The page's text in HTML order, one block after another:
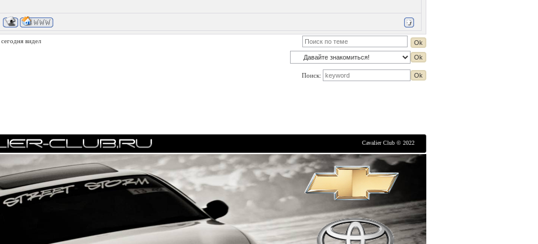
сегодня видел
Поиск:
Cavalier Club © 2022